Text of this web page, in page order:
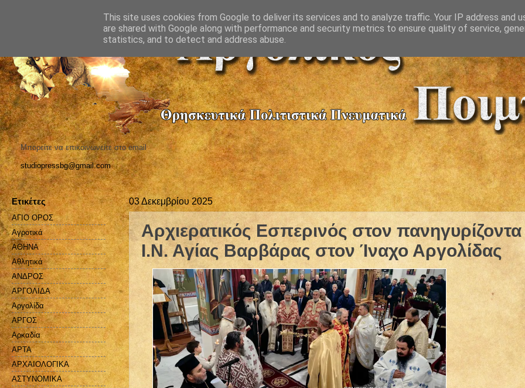
Μπορείτε να επικοινωνείτε στο email
studiopressbg@gmail.com
03 Δεκεμβρίου 2025
Αρχιερατικός Εσπερινός στον πανηγυρίζοντα
Ι.Ν. Αγίας Βαρβάρας στον Ίναχο Αργολίδας
Ετικέτες
ΑΓΙΟ ΟΡΟΣ
Αγροτικά
ΑΘΗΝΑ
Αθλητικά
ΑΝΔΡΟΣ
ΑΡΓΟΛΙΔΑ
Αργολίδα
ΑΡΓΟΣ
Αρκαδία
ΑΡΤΑ
ΑΡΧΑΙΟΛΟΓΙΚΑ
ΑΣΤΥΝΟΜΙΚΑ
This site uses cookies from Google to deliver its services and to analyze traffic. Your IP address and
are shared with Google along with performance and security metrics to ensure quality of service,
statistics, and to detect and address abuse.